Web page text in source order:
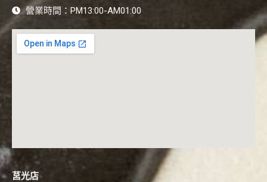
營業時間：PM13:00-AM01:00
莒光店